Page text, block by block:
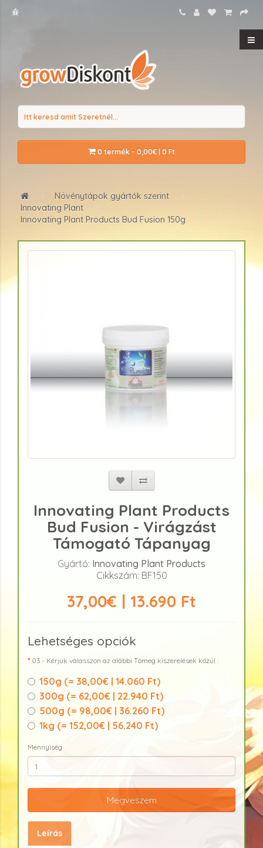
0 termék - 0,00€ | 0 Ft
Növénytápok gyártók szerint
Innovating Plant
Innovating Plant Products Bud Fusion 150g
Innovating Plant Products
Bud Fusion - Virágzást
Támogató Tápanyag
Gyártó: Innovating Plant Products
Cikkszám: BF150
37,00€ | 13.690 Ft
Lehetséges opciók
03.- Kérjük válasszon az alábbi Tömeg kiszerelések közül :
150g (= 38,00€ | 14.060 Ft)
300g (= 62,00€ | 22.940 Ft)
500g (= 98,00€ | 36.260 Ft)
1kg (= 152,00€ | 56.240 Ft)
Mennyiség
Megveszem
Leírás